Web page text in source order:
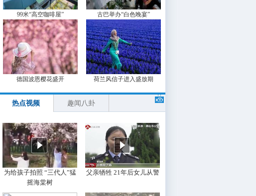
99米“高空咖啡屋” 古巴举办“白色晚宴”
德国波恩樱花盛开 荷兰风信子进入盛放期
热点视频 趣闻八卦
为给孩子拍照 “三代人”猛
摇海棠树
父亲牺牲 21年后女儿从警